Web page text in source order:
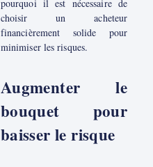
pourquoi il est nécessaire de
choisir un acheteur
financièrement solide pour
minimiser les risques.
Augmenter le
bouquet pour
baisser le risque